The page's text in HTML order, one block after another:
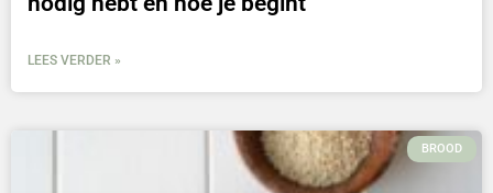
LEES VERDER »
BROOD